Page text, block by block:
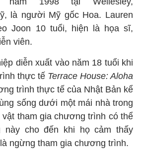
là người Mỹ gốc Hoa. Lauren
Joon 10 tuổi, hiện là họa sĩ,
viên.
diễn xuất vào năm 18 tuổi khi
thực tế Terrace House: Aloha
trình thực tế của Nhật Bản kể
sống dưới một mái nhà trong
vật tham gia chương trình có thể
này cho đến khi họ cảm thấy
ngừng tham gia chương trình.